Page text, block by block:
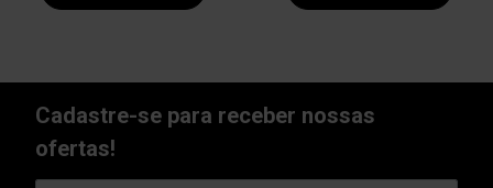
Cadastre-se para receber nossas
ofertas!